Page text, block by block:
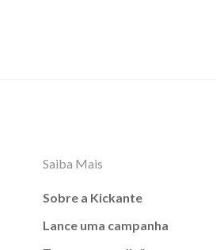
Saiba Mais
Sobre a Kickante
Lance uma campanha